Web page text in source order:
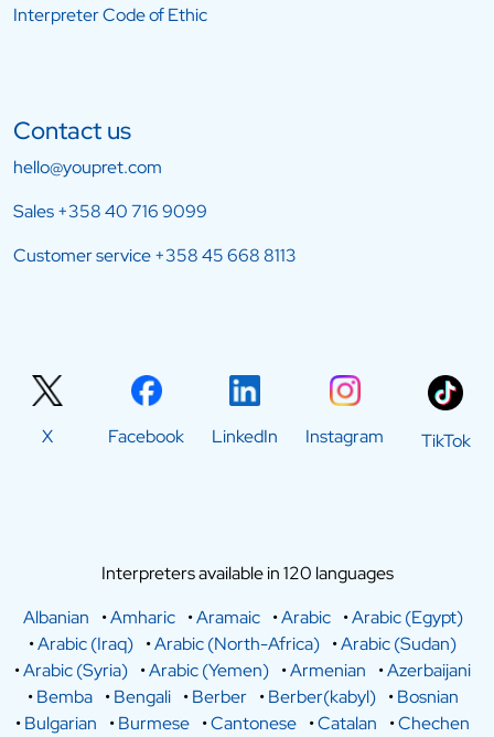
Interpreter Code of Ethic
Contact us
hello@youpret.com
Sales+358 40 716 9099
Customer service+358 45 668 8113
X Facebook LinkedIn Instagram TikTok
Interpreters available in 120 languages
Albanian
•Amharic •Aramaic •Arabic •Arabic (Egypt)
•Arabic (Iraq) •Arabic (North-Africa) •Arabic (Sudan)
•Arabic (Syria) •Arabic (Yemen) •Armenian •Azerbaijani
•Bemba •Bengali •Berber •Berber(kabyl) •Bosnian
•Bulgarian •Burmese •Cantonese •Catalan •Chechen